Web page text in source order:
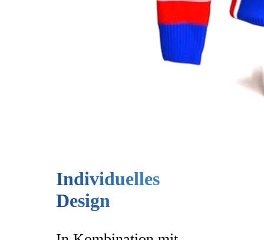
Individuelles
Design